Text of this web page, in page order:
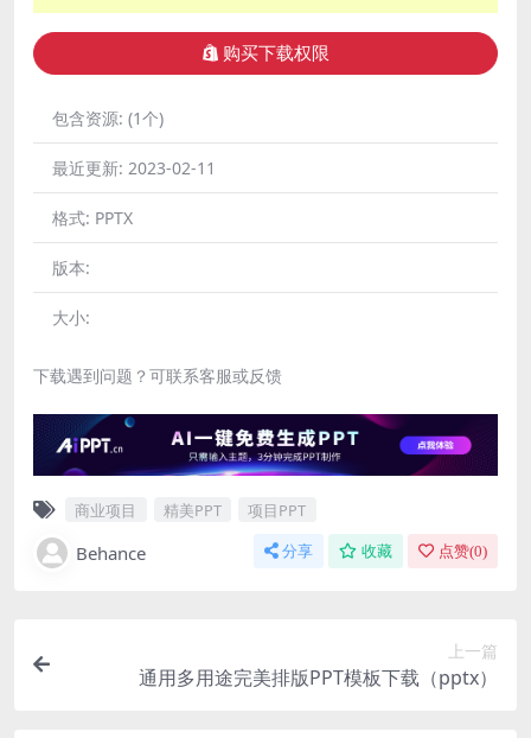
购买下载权限
包含资源: (1个)
最近更新: 2023-02-11
格式: PPTX
版本:
大小:
下载遇到问题？可联系客服或反馈
商业项目 精美PPT 项目PPT
Behance 分享 收藏 点赞(0)
上一篇
通用多用途完美排版PPT模板下载（pptx）